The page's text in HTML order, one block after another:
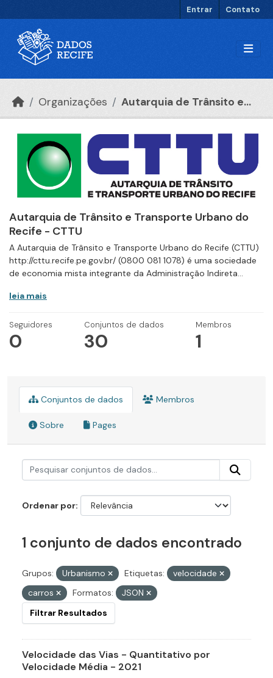
Entrar Contato
Organizações Autarquia de Trânsito e...
Autarquia de Trânsito e Transporte Urbano do
Recife - CTTU
A Autarquia de Trânsito e Transporte Urbano do Recife (CTTU)
http://cttu.recife.pe.gov.br/ (0800 081 1078) é uma sociedade
de economia mista integrante da Administração Indireta...
leia mais
Seguidores
0
Conjuntos de dados
30
Membros
1
Conjuntos de dados Membros
Sobre Pages
Ordenar por
1 conjunto de dados encontrado
Grupos: Urbanismo Etiquetas:
velocidade
carros
Formatos:
JSON
Filtrar Resultados
Velocidade das Vias - Quantitativo por
Velocidade Média - 2021